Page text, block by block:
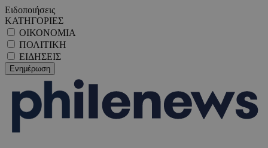
Ειδοποιήσεις
ΚΑΤΗΓΟΡΙΕΣ
ΟΙΚΟΝΟΜΙΑ
ΠΟΛΙΤΙΚΗ
ΕΙΔΗΣΕΙΣ